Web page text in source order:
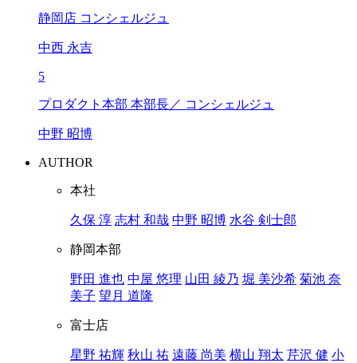
静岡店 コンシェルジュ
中西 永吉
5
プロダクト本部 本部長／ コンシェルジュ
中野 昭博
AUTHOR
本社
久保 淳 志村 和哉 中野 昭博 水谷 剣士郎
静岡本部
野田 進也 中屋 悠理 山田 綾乃 堀 美沙希 菊池 奈
美子 望月 道隆
富士店
星野 祐輝 秋山 祐 遠藤 尚美 横山 翔太 芹沢 健 小